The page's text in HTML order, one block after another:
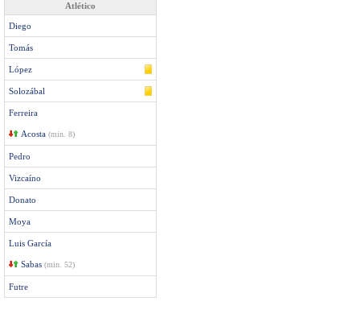
Atlético
Diego
Tomás
López
Solozábal
Ferreira
Acosta (min. 8)
Pedro
Vizcaíno
Donato
Moya
Luis García
Sabas (min. 52)
Futre